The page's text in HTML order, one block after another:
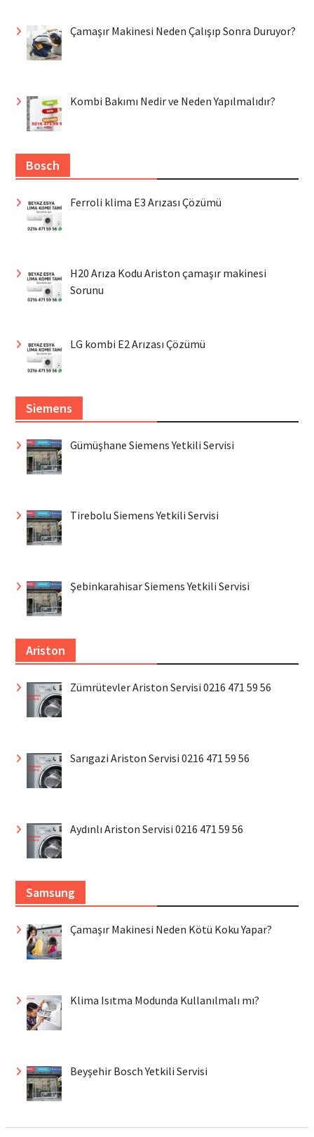
Çamaşır Makinesi Neden Çalışıp Sonra Duruyor?
Kombi Bakımı Nedir ve Neden Yapılmalıdır?
Bosch
Ferroli klima E3 Arızası Çözümü
H20 Arıza Kodu Ariston çamaşır makinesi
Sorunu
LG kombi E2 Arızası Çözümü
Siemens
Gümüşhane Siemens Yetkili Servisi
Tirebolu Siemens Yetkili Servisi
Şebinkarahisar Siemens Yetkili Servisi
Ariston
Zümrütevler Ariston Servisi 0216 471 59 56
Sarıgazi Ariston Servisi 0216 471 59 56
Aydınlı Ariston Servisi 0216 471 59 56
Samsung
Çamaşır Makinesi Neden Kötü Koku Yapar?
Klima Isıtma Modunda Kullanılmalı mı?
Beyşehir Bosch Yetkili Servisi